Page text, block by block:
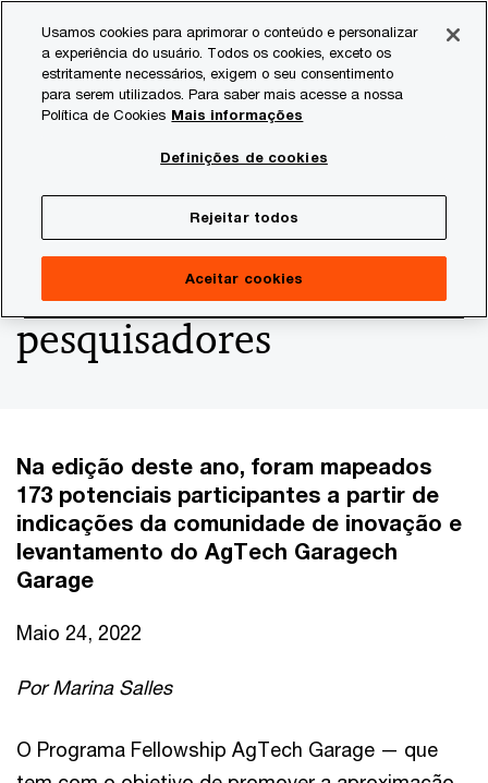
content
footer
Consultoria
Programa Fellowship
AgTech Garage 2022
seleciona 31
pesquisadores
Na edição deste ano, foram mapeados
173 potenciais participantes a partir de
indicações da comunidade de inovação e
levantamento do AgTech Garagech
Garage
Maio 24, 2022
Por Marina Salles
O Programa Fellowship AgTech Garage — que
Usamos cookies para aprimorar o conteúdo e personalizar
a experiência do usuário. Todos os cookies, exceto os
estritamente necessários, exigem o seu consentimento
para serem utilizados. Para saber mais acesse a nossa
Política de Cookies Mais informações
Definições de cookies
Rejeitar todos
Aceitar cookies